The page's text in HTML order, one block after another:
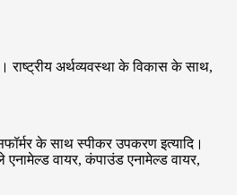
राष्ट्रीय अर्थव्यवस्था के विकास के साथ,
के साथ स्पीकर उपकरण इत्यादि।
वायर, कंपाउंड एनामेल्ड वायर,